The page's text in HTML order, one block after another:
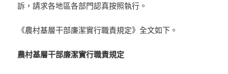
訴，請求各地區各部門認真按照執行。
《農村基層干部廉潔實行職責規定》全文如下。
農村基層干部廉潔實行職責規定